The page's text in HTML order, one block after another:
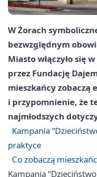
W Żorach
bezwzględnym
Miasto włączyło się
przez Fundację
mieszkańcy zobaczą
i przypomnienie, że
najmłodszych
Kampania
praktyce
Co zobaczą
Kampania